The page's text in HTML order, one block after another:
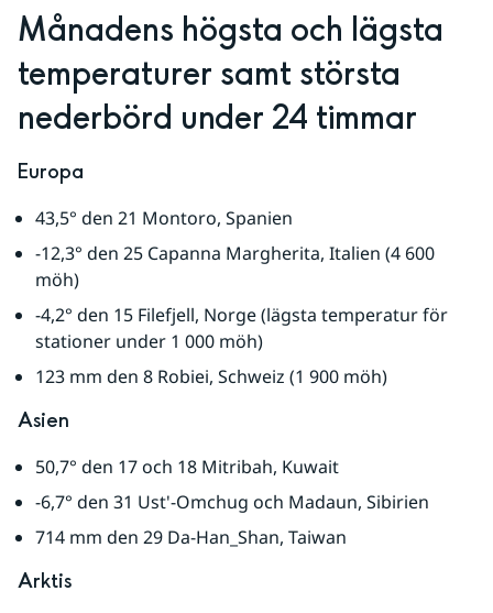
Månadens högsta och lägsta
temperaturer samt största
nederbörd under 24 timmar
Europa
43,5° den 21 Montoro, Spanien
-12,3° den 25 Capanna Margherita, Italien (4 600
möh)
-4,2° den 15 Filefjell, Norge (lägsta temperatur för
stationer under 1 000 möh)
123 mm den 8 Robiei, Schweiz (1 900 möh)
Asien
50,7° den 17 och 18 Mitribah, Kuwait
-6,7° den 31 Ust'-Omchug och Madaun, Sibirien
714 mm den 29 Da-Han_Shan, Taiwan
Arktis